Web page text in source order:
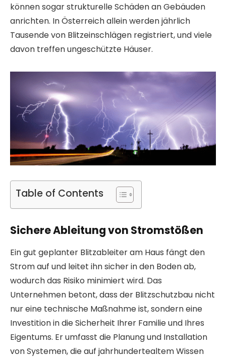
können sogar strukturelle Schäden an Gebäuden
anrichten. In Österreich allein werden jährlich
Tausende von Blitzeinschlägen registriert, und viele
davon treffen ungeschützte Häuser.
Table of Contents
Sichere Ableitung von Stromstößen
Ein gut geplanter Blitzableiter am Haus fängt den
Strom auf und leitet ihn sicher in den Boden ab,
wodurch das Risiko minimiert wird. Das
Unternehmen betont, dass der Blitzschutzbau nicht
nur eine technische Maßnahme ist, sondern eine
Investition in die Sicherheit Ihrer Familie und Ihres
Eigentums. Er umfasst die Planung und Installation
von Systemen, die auf jahrhundertealtem Wissen